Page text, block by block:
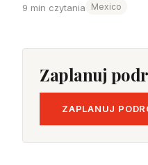
9 min czytania Mexico
Zaplanuj
ZAPLANUJ